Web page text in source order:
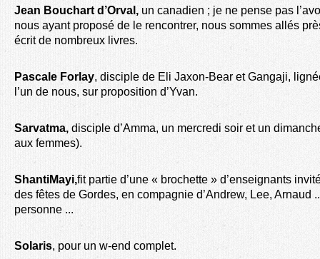
Jean Bouchart d’Orval, un canadien ; je ne pense pas
nous ayant proposé de le rencontrer, nous sommes allés
écrit de nombreux livres.
Pascale Forlay, disciple de Eli Jaxon-Bear et Gangaji,
l’un de nous, sur proposition d’Yvan.
Sarvatma, disciple d’Amma, un mercredi soir et un
aux femmes).
ShantiMayi,fit partie d’une « brochette » d’enseignants
des fêtes de Gordes, en compagnie d’Andrew, Lee, Arnaud
personne ...
Solaris, pour un w-end complet.